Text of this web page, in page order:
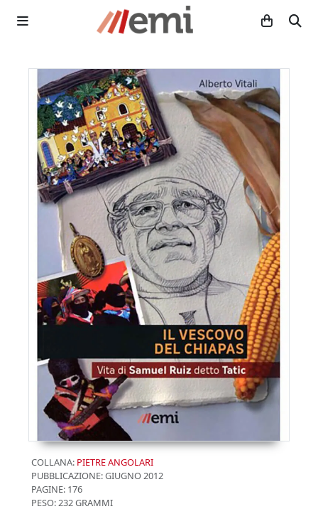
COLLANA: PIETRE ANGOLARI
PUBBLICAZIONE:GIUGNO 2012
PAGINE: 176
PESO: 232 GRAMMI